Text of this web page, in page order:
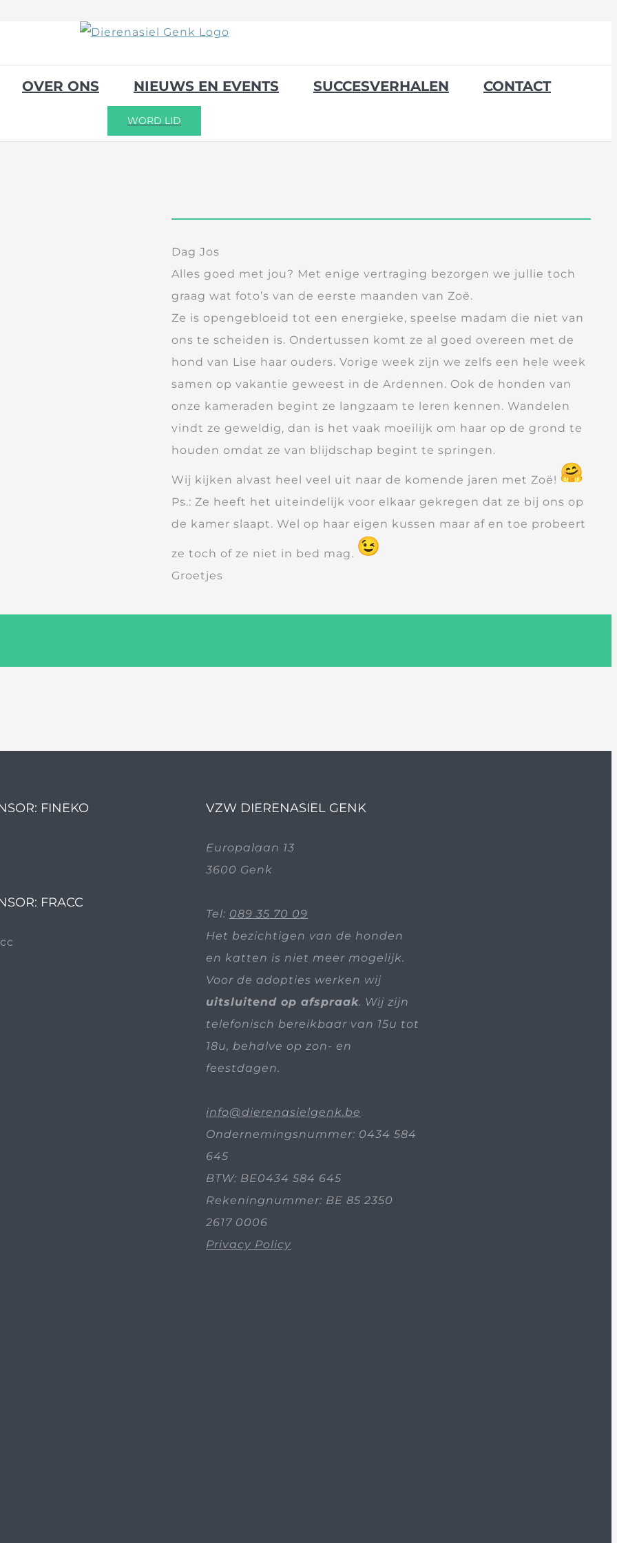
OVER ONS NIEUWS EN EVENTS SUCCESVERHALEN CONTACT
WORD LID
Dag Jos
Alles goed met jou? Met enige vertraging bezorgen we jullie toch
graag wat foto’s van de eerste maanden van Zoë.
Ze is opengebloeid tot een energieke, speelse madam die niet van
ons te scheiden is. Ondertussen komt ze al goed overeen met de
hond van Lise haar ouders. Vorige week zijn we zelfs een hele week
samen op vakantie geweest in de Ardennen. Ook de honden van
onze kameraden begint ze langzaam te leren kennen. Wandelen
vindt ze geweldig, dan is het vaak moeilijk om haar op de grond te
houden omdat ze van blijdschap begint te springen.
Wij kijken alvast heel veel uit naar de komende jaren met Zoë!
Ps.: Ze heeft het uiteindelijk voor elkaar gekregen dat ze bij ons op
de kamer slaapt. Wel op haar eigen kussen maar af en toe probeert
ze toch of ze niet in bed mag.
Groetjes
FINEKO
FRACC
VZW DIERENASIEL GENK
Europalaan 13
3600 Genk
Tel: 089 35 70 09
Het bezichtigen van de honden
en katten is niet meer mogelijk.
Voor de adopties werken wij
uitsluitend op afspraak. Wij zijn
telefonisch bereikbaar van 15u tot
18u, behalve op zon- en
feestdagen.
info@dierenasielgenk.be
Ondernemingsnummer: 0434 584
645
BTW: BE0434 584 645
Rekeningnummer: BE 85 2350
2617 0006
Privacy Policy